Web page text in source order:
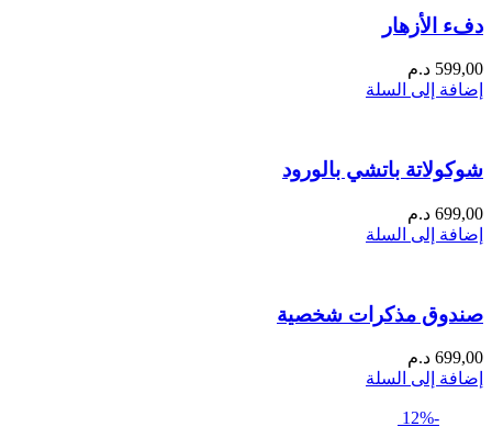
دفء الأزهار
599,00 د.م
إضافة إلى السلة
شوكولاتة باتشي بالورود
699,00 د.م
إضافة إلى السلة
صندوق مذكرات شخصية
699,00 د.م
إضافة إلى السلة
-12%